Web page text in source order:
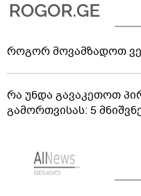
როგორ მოვამზადოთ
რა უნდა გავაკეთოთ
გამორთვისას: 5